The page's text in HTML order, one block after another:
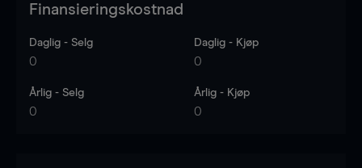
Finansieringskostnad
Daglig - Selg
0
Daglig - Kjøp
0
Årlig - Selg
0
Årlig - Kjøp
0